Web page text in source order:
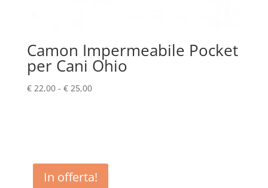
Camon Impermeabile Pocket
per Cani Ohio
€22,00 - €25,00Fascia
In offerta!